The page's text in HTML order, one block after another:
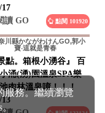
服務。繼續瀏覽
。
GO
點。箱根小湧谷』 百
小涌(湧)園溫泉SPA樂
肉林溫泉唷！！！
13
讀 GO